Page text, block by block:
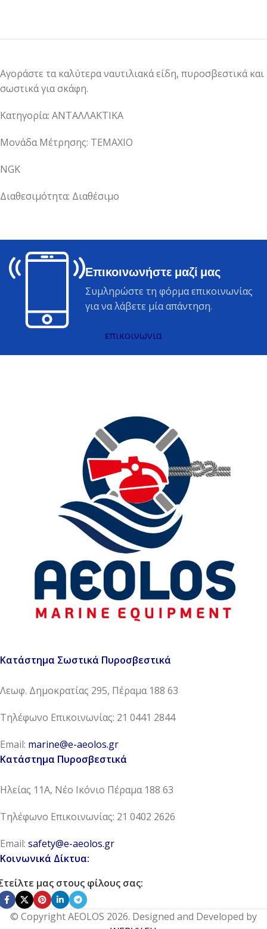
Αγοράστε τα καλύτερα ναυτιλιακά είδη, πυροσβεστικά και
σωστικά για σκάφη.
Κατηγορία: ΑΝΤΑΛΛΑΚΤΙΚΑ
Μονάδα Μέτρησης: ΤΕΜΑΧΙΟ
NGK
Διαθεσιμότητα: Διαθέσιμο
Επικοινωνήστε μαζί μας
Συμληρώστε τη φόρμα επικοινωνίας
για να λάβετε μία απάντηση.
επικοινωνια
Κατάστημα Σωστικά Πυροσβεστικά
Λεωφ. Δημοκρατίας 295, Πέραμα 188 63
Τηλέφωνο Επικοινωνίας: 21 0441 2844
Email: marine@e-aeolos.gr
Κατάστημα Πυροσβεστικά
Ηλείας 11Α, Νέο Ικόνιο Πέραμα 188 63
Τηλέφωνο Επικοινωνίας: 21 0402 2626
Email: safety@e-aeolos.gr
Κοινωνικά Δίκτυα:
μας στους φίλους σας:
© Copyright AEOLOS 2026. Designed and Developed by